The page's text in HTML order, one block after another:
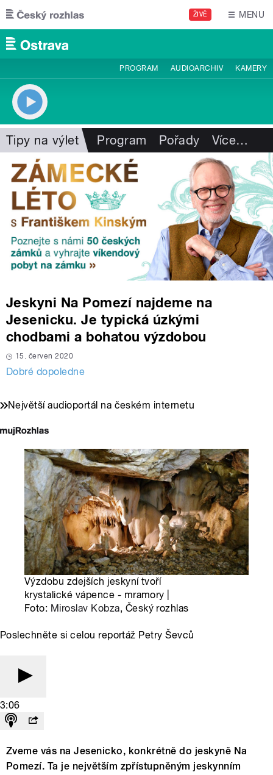
Přejít k hlavnímu obsahu
ŽIVĚ MENU
PROGRAM AUDIOARCHIV KAMERY
Tipy na výlet Program Pořady Více…
Jeskyni Na Pomezí najdeme na
Jesenicku. Je typická úzkými
chodbami a bohatou výzdobou
15. červen 2020
Dobré dopoledne
Největší audioportál na českém internetu
Výzdobu zdejších jeskyní tvoří
krystalické vápence - mramory |
Foto: Miroslav Kobza, Český rozhlas
Poslechněte si celou reportáž Petry Ševců
3:06
Zveme vás na Jesenicko, konkrétně do jeskyně Na
Pomezí. Ta je největším zpřístupněným jeskynním